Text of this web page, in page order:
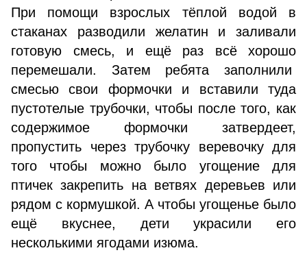
При помощи взрослых тёплой водой в
стаканах разводили желатин и заливали
готовую смесь, и ещё раз всё хорошо
перемешали. Затем ребята заполнили
смесью свои формочки и вставили туда
пустотелые трубочки, чтобы после того, как
содержимое формочки затвердеет,
пропустить через трубочку веревочку для
того чтобы можно было угощение для
птичек закрепить на ветвях деревьев или
рядом с кормушкой. А чтобы угощенье было
ещё вкуснее, дети украсили его
несколькими ягодами изюма.